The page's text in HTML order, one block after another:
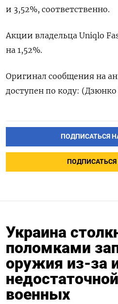
и 3,52%, соответственно.
Акции владельца Uniqlo
на 1,52%.
Оригинал сообщения на
доступен по коду:
ПОДПИСАТЬСЯ
ПОДПИСАТЬСЯ
Украина
поломками
оружия из-за
военных